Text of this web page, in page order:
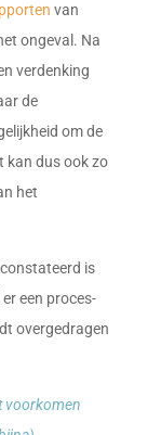
van
ongeval. Na
verdenking
de
om de
kan dus ook zo
het
is
een proces-
overgedragen
voorkomen